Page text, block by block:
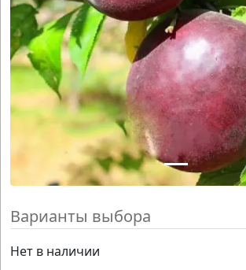
Варианты выбора
Нет в наличии